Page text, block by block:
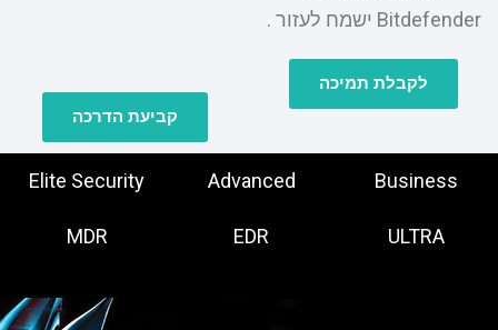
Bitdefender ישמח לעזור .
לקבלת תמיכה
קביעת הדרכה
Business
Advanced
Elite Security
ULTRA
EDR
MDR